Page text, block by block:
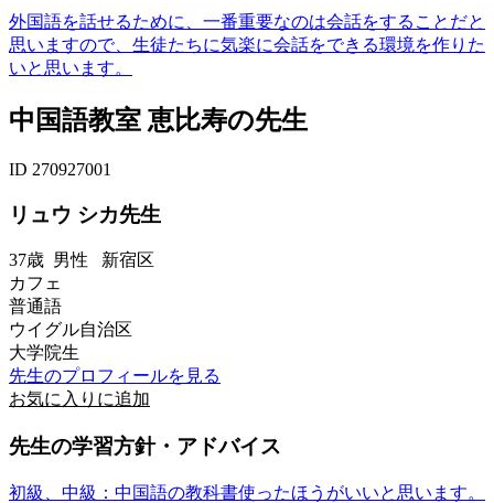
外国語を話せるために、一番重要なのは会話をすることだと
思いますので、生徒たちに気楽に会話をできる環境を作りた
いと思います。
中国語教室 恵比寿の先生
ID 270927001
リュウ シカ先生
37歳 男性 新宿区
カフェ
普通語
ウイグル自治区
大学院生
先生のプロフィールを見る
お気に入りに追加
先生の学習方針・アドバイス
初級、中級：中国語の教科書使ったほうがいいと思います。